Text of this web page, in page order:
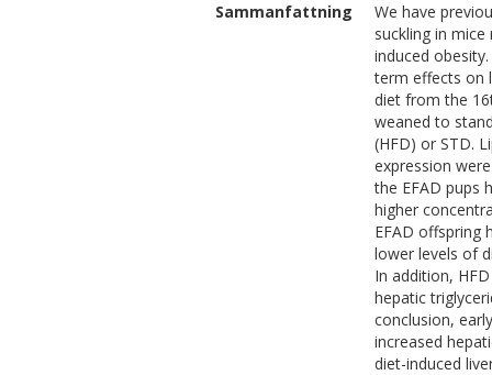
Sammanfattning
We have
suckling in
induced
term effects on
diet from the
weaned to
(HFD) or STD.
expression
the EFAD pups
higher
EFAD offspring
lower levels of
In addition,
hepatic
conclusion,
increased
diet-induced